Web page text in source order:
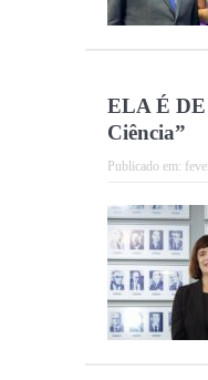
ELA É DE
Ciência”
Publicado em: